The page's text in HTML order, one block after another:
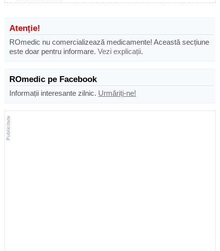
Atenție!
ROmedic nu comercializează medicamente! Această secțiune
este doar pentru informare. Vezi explicații.
ROmedic pe Facebook
Informații interesante zilnic. Urmăriți-ne!